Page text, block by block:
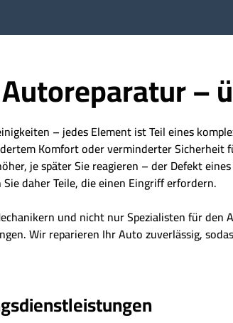
–
– jedes Element ist Teil eines
Komfort oder verminderter Sicherheit
je später Sie reagieren – der Defekt
daher Teile, die einen Eingriff erfordern.
und nicht nur Spezialisten für
Wir reparieren Ihr Auto zuverlässig,